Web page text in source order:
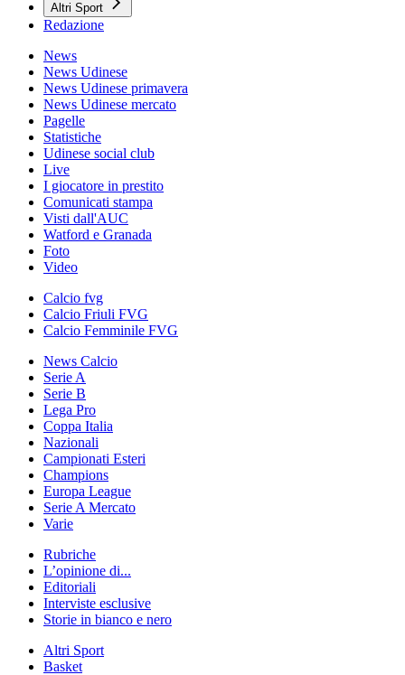
Altri Sport
Redazione
News
News Udinese
News Udinese primavera
News Udinese mercato
Pagelle
Statistiche
Udinese social club
Live
I giocatore in prestito
Comunicati stampa
Visti dall'AUC
Watford e Granada
Foto
Video
Calcio fvg
Calcio Friuli FVG
Calcio Femminile FVG
News Calcio
Serie A
Serie B
Lega Pro
Coppa Italia
Nazionali
Campionati Esteri
Champions
Europa League
Serie A Mercato
Varie
Rubriche
L’opinione di...
Editoriali
Interviste esclusive
Storie in bianco e nero
Altri Sport
Basket